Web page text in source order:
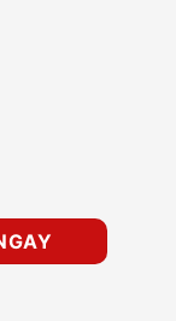
lượng